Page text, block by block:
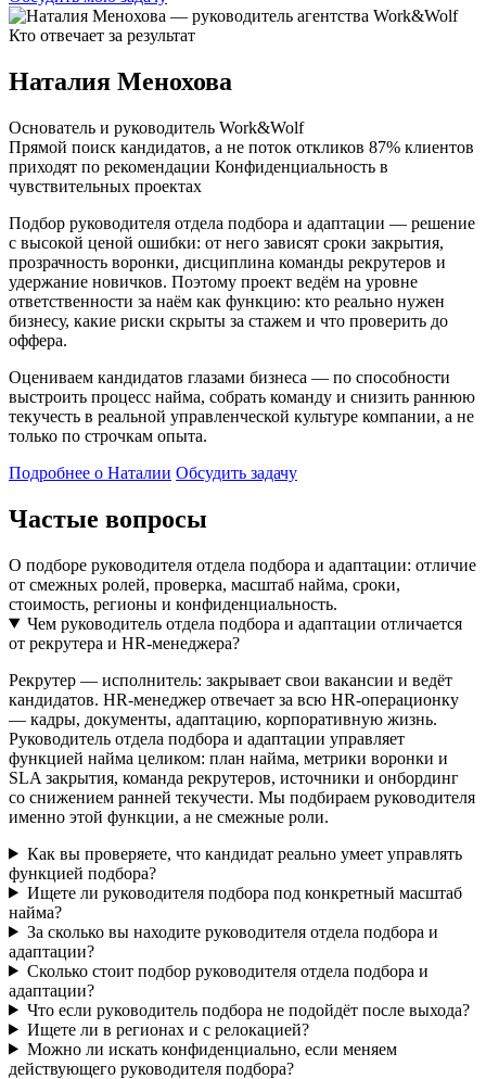
Кто отвечает за результат
Наталия Менохова
Основатель и руководитель Work&Wolf
Прямой поиск кандидатов, а не поток откликов 87% клиентов
приходят по рекомендации Конфиденциальность в
чувствительных проектах
Подбор руководителя отдела подбора и адаптации — решение
с высокой ценой ошибки: от него зависят сроки закрытия,
прозрачность воронки, дисциплина команды рекрутеров и
удержание новичков. Поэтому проект ведём на уровне
ответственности за наём как функцию: кто реально нужен
бизнесу, какие риски скрыты за стажем и что проверить до
оффера.
Оцениваем кандидатов глазами бизнеса — по способности
выстроить процесс найма, собрать команду и снизить раннюю
текучесть в реальной управленческой культуре компании, а не
только по строчкам опыта.
Подробнее о Наталии Обсудить задачу
Частые вопросы
О подборе руководителя отдела подбора и адаптации: отличие
от смежных ролей, проверка, масштаб найма, сроки,
стоимость, регионы и конфиденциальность.
Чем руководитель отдела подбора и адаптации отличается
от рекрутера и HR-менеджера?
Рекрутер — исполнитель: закрывает свои вакансии и ведёт
кандидатов. HR-менеджер отвечает за всю HR-операционку
— кадры, документы, адаптацию, корпоративную жизнь.
Руководитель отдела подбора и адаптации управляет
функцией найма целиком: план найма, метрики воронки и
SLA закрытия, команда рекрутеров, источники и онбординг
со снижением ранней текучести. Мы подбираем руководителя
именно этой функции, а не смежные роли.
Как вы проверяете, что кандидат реально умеет управлять
функцией подбора?
Ищете ли руководителя подбора под конкретный масштаб
найма?
За сколько вы находите руководителя отдела подбора и
адаптации?
Сколько стоит подбор руководителя отдела подбора и
адаптации?
Что если руководитель подбора не подойдёт после выхода?
Ищете ли в регионах и с релокацией?
Можно ли искать конфиденциально, если меняем
действующего руководителя подбора?